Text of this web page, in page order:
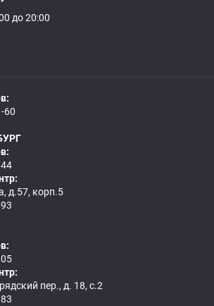
до 20:00
60
д.57, корп.5
пер., д. 18, с.2